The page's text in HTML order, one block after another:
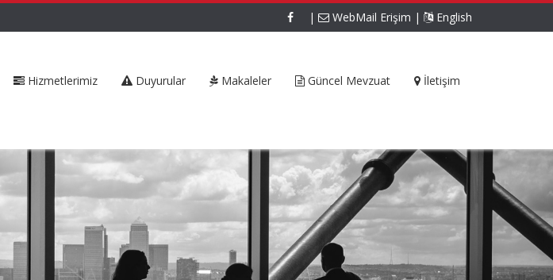
| WebMail Erişim | English
Hizmetlerimiz Duyurular Makaleler Güncel Mevzuat İletişim